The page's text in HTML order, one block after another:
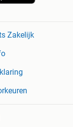
Zakelijk